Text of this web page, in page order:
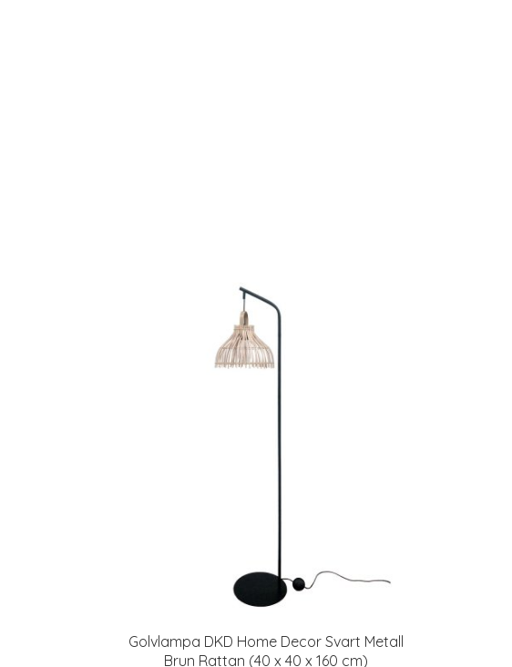
Golvlampa DKD Home Decor Svart Metall
Brun Rattan (40 x 40 x 160 cm)